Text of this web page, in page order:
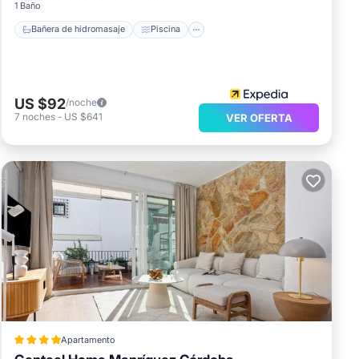
1 Baño
Bañera de hidromasaje Piscina
US $92/noche
7 noches - US $641 VER OFERTA
Apartamento